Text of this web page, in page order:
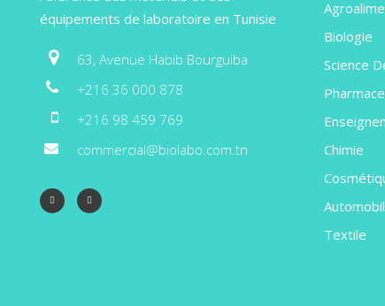
équipements de laboratoire en Tunisie
63, Avenue Habib Bourguiba
+216 36 000 878
+216 98 459 769
commercial@biolabo.com.tn
Biologie
Science
Chimie
Textile